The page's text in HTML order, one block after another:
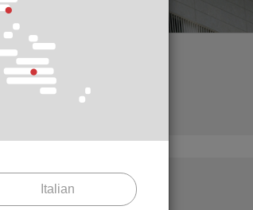
Sostres
Italian